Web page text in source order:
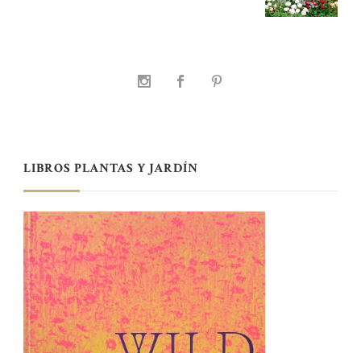
LIBROS PLANTAS Y JARDÍN